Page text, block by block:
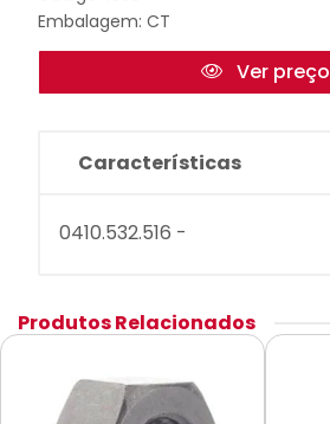
Embalagem: CT
Ver preço
Características
0410.532.516 -
Produtos Relacionados